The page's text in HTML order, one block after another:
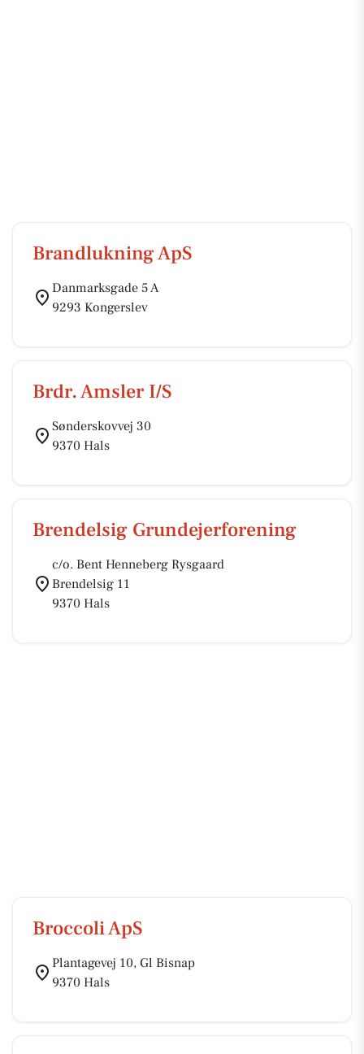
Brandlukning ApS
Danmarksgade 5 A
9293 Kongerslev
Brdr. Amsler I/S
Sønderskovvej 30
9370 Hals
Brendelsig Grundejerforening
c/o. Bent Henneberg Rysgaard
Brendelsig 11
9370 Hals
Broccoli ApS
Plantagevej 10, Gl Bisnap
9370 Hals